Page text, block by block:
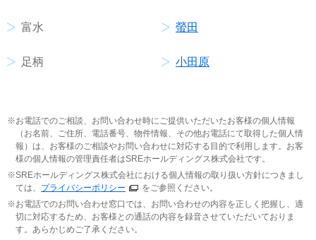
富水 螢田
足柄 小田原
お電話でのご相談、お問い合わせ時にご提供いただいたお客様の個人情報
（お名前、ご住所、電話番号、物件情報、その他お電話にて取得した個人情
報）は、お客様のご相談やお問い合わせに対応する目的で利用します。お客
様の個人情報の管理責任者はSREホールディングス株式会社です。
SREホールディングス株式会社における個人情報の取り扱い方針につきまし
ては、 プライバシーポリシー
をご参照ください。
お電話でのお問い合わせ窓口では、お問い合わせの内容を正しく把握し、適
切に対応するため、お客様との通話の内容を録音させていただいておりま
す。あらかじめご了承ください。